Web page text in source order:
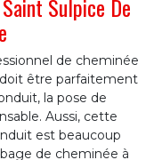
Sulpice De
de cheminée
être parfaitement
la pose de
Aussi, cette
est beaucoup
de cheminée à